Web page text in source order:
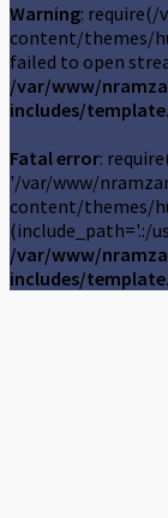
Warning:
content/themes/
failed to open
/var/www/
includes/
Fatal error:
'/var/www/
content/themes/
(include_path='.:/
/var/www/
includes/